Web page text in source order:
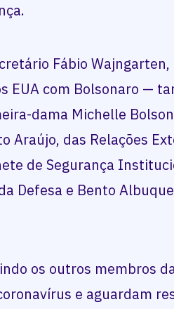
Fábio
EUA com Bolsonaro —
dama Michelle
Araújo, das Relações
de Segurança
Defesa e Bento
os outros membros
e aguardam